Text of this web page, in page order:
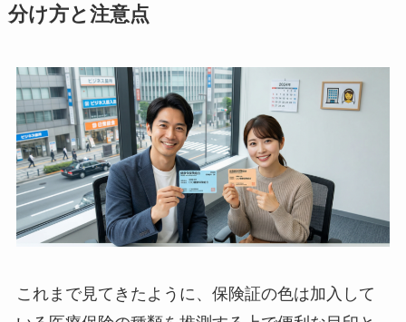
分け方と注意点
これまで見てきたように、保険証の色は加入して